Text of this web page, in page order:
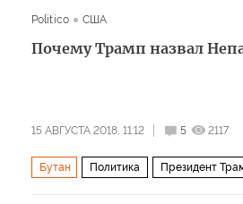
Politico США
Почему Трамп назвал
15 АВГУСТА 2018, 11:12 5 2117
Бутан Политика Президент